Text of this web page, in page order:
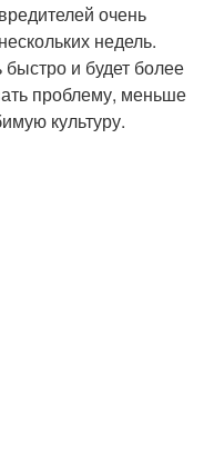
очень
недель.
и будет более
проблему, меньше
культуру.